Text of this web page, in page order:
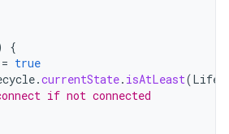
{
= true
.currentState. isAtLeast(
if not connected